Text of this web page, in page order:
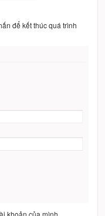
để kết thúc quá trình
khoản của mình